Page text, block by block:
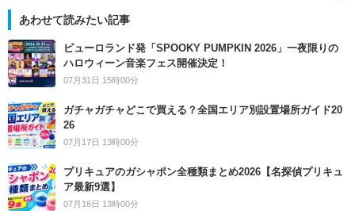
あわせて読みたい記事
ピューロランド発「SPOOKY PUMPKIN 2026」一夜限りの
ハロウィーン音楽フェス開催決定！
07月31日 15時00分
ガチャガチャどこで買える？全国エリア別設置場所ガイド20
26
07月17日 13時00分
プリキュアのガシャポン全種類まとめ2026【名探偵プリキュ
ア最新9選】
07月16日 13時00分